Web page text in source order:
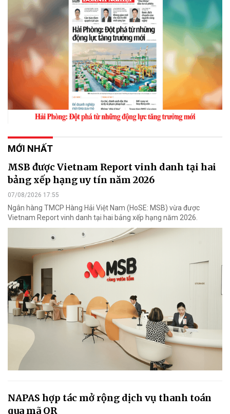
MỚI NHẤT
MSB được Vietnam Report vinh danh tại hai
bảng xếp hạng uy tín năm 2026
07/08/2026 17:55
Ngân hàng TMCP Hàng Hải Việt Nam (HoSE: MSB) vừa được
Vietnam Report vinh danh tại hai bảng xếp hạng năm 2026.
NAPAS hợp tác mở rộng dịch vụ thanh toán
qua mã QR